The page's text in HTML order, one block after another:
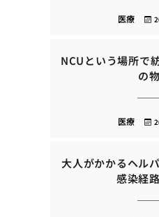
医療
NCUという場所で
の
医療
大人がかかるヘル
感染経